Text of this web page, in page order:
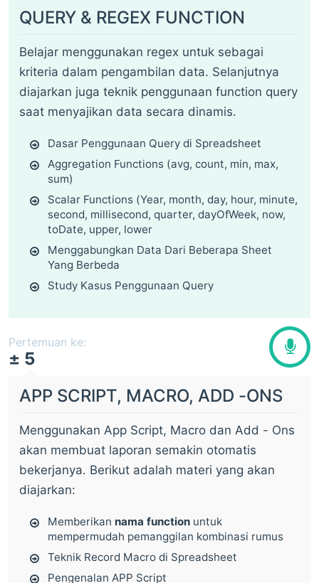
QUERY & REGEX FUNCTION
Belajar menggunakan regex untuk sebagai
kriteria dalam pengambilan data. Selanjutnya
diajarkan juga teknik penggunaan function query
saat menyajikan data secara dinamis.
Dasar Penggunaan Query di Spreadsheet
Aggregation Functions (avg, count, min, max,
sum)
Scalar Functions (Year, month, day, hour, minute,
second, millisecond, quarter, dayOfWeek, now,
toDate, upper, lower
Menggabungkan Data Dari Beberapa Sheet
Yang Berbeda
Study Kasus Penggunaan Query
Pertemuan ke:
± 5
APP SCRIPT, MACRO, ADD -ONS
Menggunakan App Script, Macro dan Add - Ons
akan membuat laporan semakin otomatis
bekerjanya. Berikut adalah materi yang akan
diajarkan:
Memberikan nama function untuk
mempermudah pemanggilan kombinasi rumus
Teknik Record Macro di Spreadsheet
Pengenalan APP Script